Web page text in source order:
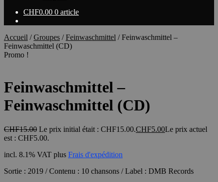
CHF0.00 0 article
Accueil /Groupes /Feinwaschmittel /Feinwaschmittel –
Feinwaschmittel (CD)
Promo !
Feinwaschmittel –
Feinwaschmittel (CD)
CHF15.00 Le prix initial était : CHF15.00.CHF5.00Le prix actuel
est : CHF5.00.
incl. 8.1% VAT plus Frais d'expédition
Sortie : 2019 / Contenu : 10 chansons / Label : DMB Records